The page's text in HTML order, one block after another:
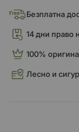
Безплатна
14 дни право
100%
Лесно и